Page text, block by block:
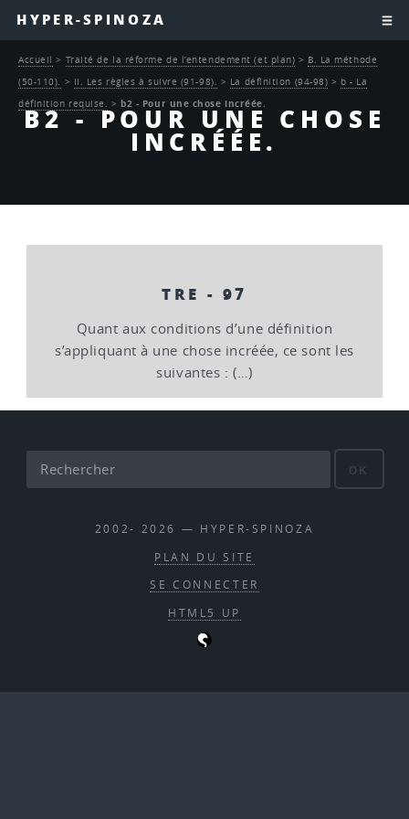
HYPER-SPINOZA
B2 - POUR UNE CHOSE
INCRÉÉE.
Accueil > Traité de la réforme de l’entendement (et plan) > B. La méthode
(50-110). > II. Les règles à suivre (91-98). > La définition (94-98) > b - La
définition requise.
>b2 - Pour une chose incréée.
TRE - 97
Quant aux conditions d’une définition
s’appliquant à une chose incréée, ce sont les
suivantes : (…)
OK
2002- 2026 — HYPER-SPINOZA
PLAN DU SITE
SE CONNECTER
HTML5 UP